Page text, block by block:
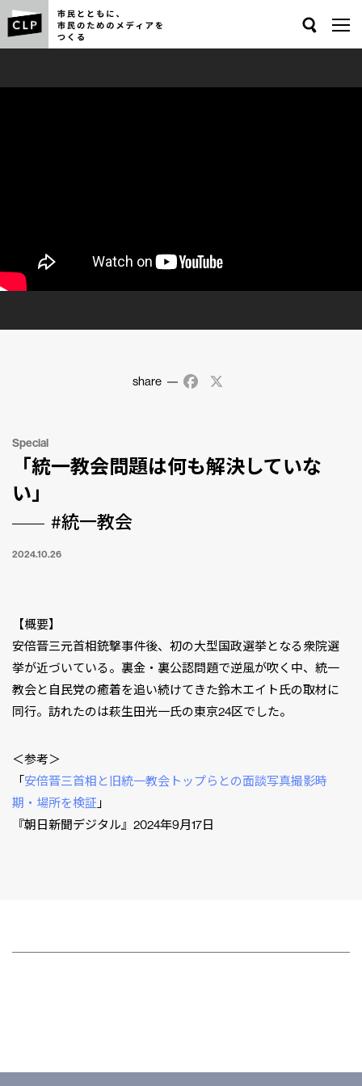
share Facebook
Special
「統一教会問題は何も解決していな
い」
#統一教会
2024.10.26
【概要】
安倍晋三元首相銃撃事件後、初の大型国政選挙となる衆院選
挙が近づいている。裏金・裏公認問題で逆風が吹く中、統一
教会と自民党の癒着を追い続けてきた鈴木エイト氏の取材に
同行。訪れたのは萩生田光一氏の東京24区でした。
＜参考＞
「 安倍晋三首相と旧統一教会トップらとの面談写真撮影時
期・場所を検証 」
『朝日新聞デジタル』2024年9月17日